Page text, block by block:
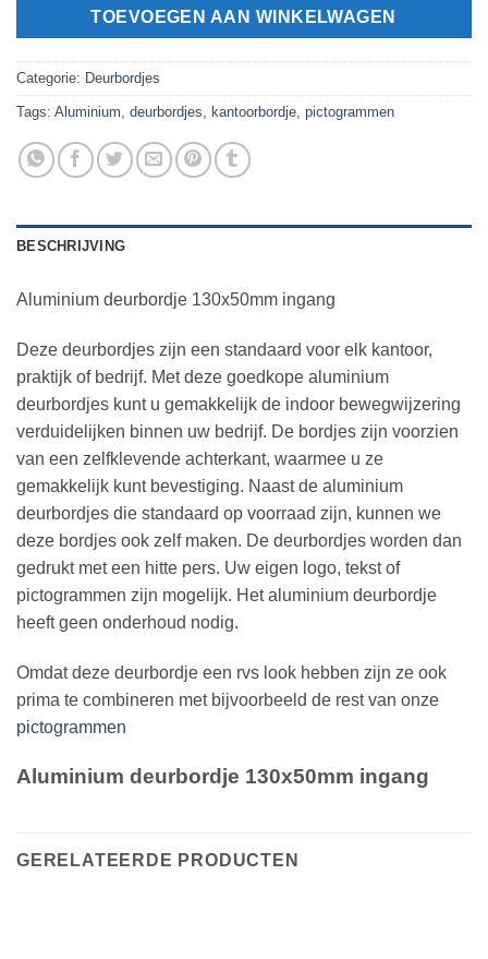
TOEVOEGEN AAN WINKELWAGEN
Categorie: Deurbordjes
Tags: Aluminium deurbordjes kantoorbordje pictogrammen
BESCHRIJVING
Aluminium deurbordje 130x50mm ingang
Deze deurbordjes zijn een standaard voor elk kantoor,
praktijk of bedrijf. Met deze goedkope aluminium
deurbordjes kunt u gemakkelijk de indoor bewegwijzering
verduidelijken binnen uw bedrijf. De bordjes zijn voorzien
van een zelfklevende achterkant, waarmee u ze
gemakkelijk kunt bevestiging. Naast de aluminium
deurbordjes die standaard op voorraad zijn, kunnen we
deze bordjes ook zelf maken. De deurbordjes worden dan
gedrukt met een hitte pers. Uw eigen logo, tekst of
pictogrammen zijn mogelijk. Het aluminium deurbordje
heeft geen onderhoud nodig.
Omdat deze deurbordje een rvs look hebben zijn ze ook
prima te combineren met bijvoorbeeld de rest van onze
pictogrammen
Aluminium deurbordje 130x50mm ingang
GERELATEERDE PRODUCTEN